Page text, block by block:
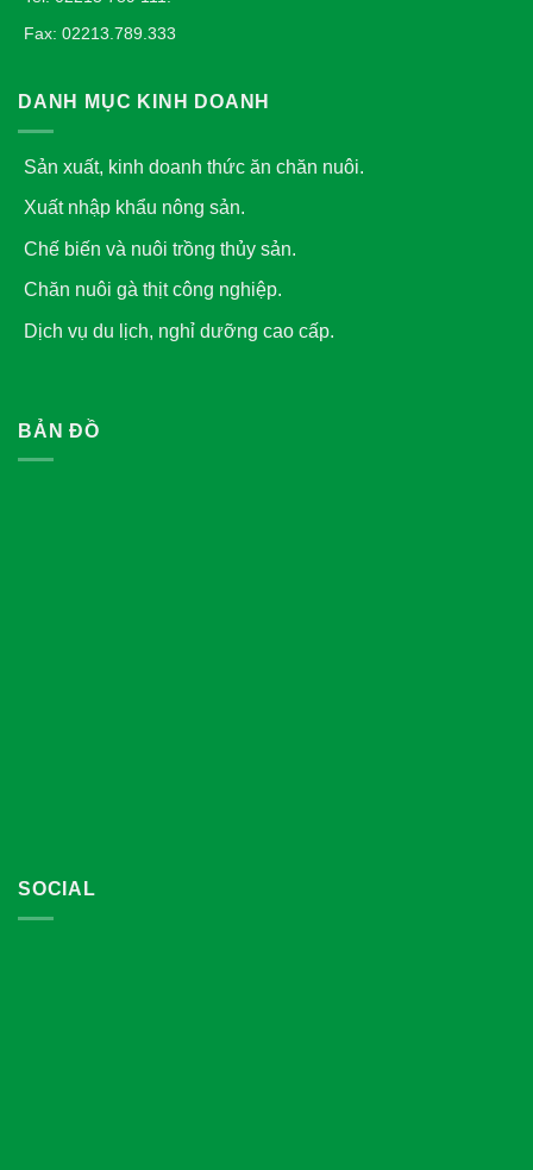
Fax: 02213.789.333
DANH MỤC KINH DOANH
Sản xuất, kinh doanh thức ăn chăn nuôi.
Xuất nhập khẩu nông sản.
Chế biến và nuôi trồng thủy sản.
Chăn nuôi gà thịt công nghiệp.
Dịch vụ du lịch, nghỉ dưỡng cao cấp.
BẢN ĐỒ
SOCIAL